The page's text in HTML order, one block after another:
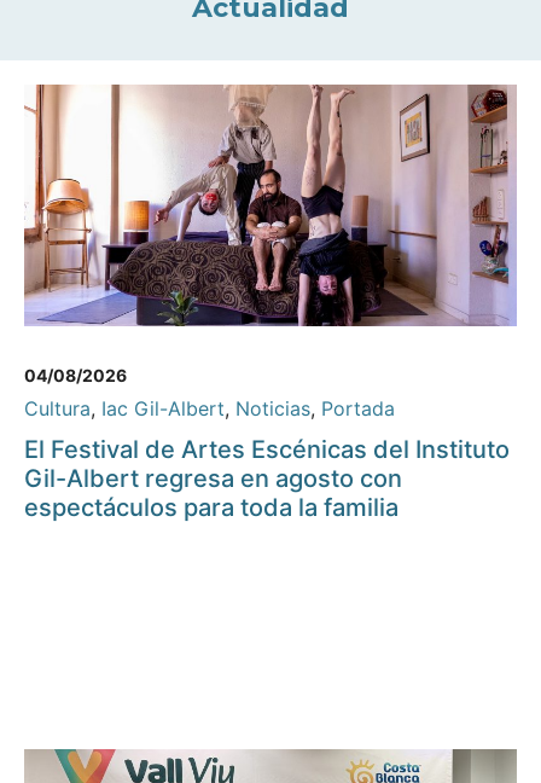
Actualidad
04/08/2026
Cultura, Iac Gil-Albert, Noticias, Portada
El Festival de Artes Escénicas del Instituto
Gil-Albert regresa en agosto con
espectáculos para toda la familia